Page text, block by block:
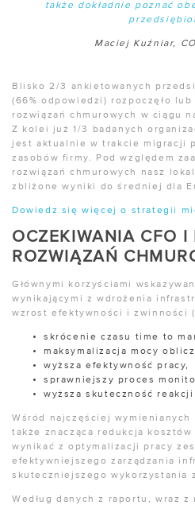
także dokładnie poznać
Maciej Kuźniar,
Blisko 2/3 ankietowanych
(66% odpowiedzi) rozpoczęło
rozwiązań chmurowych w ciągu
Z kolei już 1/3 badanych
jest aktualnie w trakcie migracji
zasobów firmy. Pod względem
rozwiązań chmurowych nasz
zbliżone wyniki do średniej dla
Dowiedz się więcej o strategii
OCZEKIWANIA CFO I
ROZWIĄZAŃ
Głównymi korzyściami
wynikającymi z wdrożenia
wzrost efektywności i zwinności
skrócenie czasu time to
maksymalizacja mocy
wyższa efektywność pracy,
sprawniejszy proces
wyższa skuteczność reakcji
Wśród najczęściej
także znacząca redukcja kosztów
wynikać z optymalizacji pracy
efektywniejszego zarządzania
skuteczniejszego wykorzystania
Według danych z raportu, wraz z